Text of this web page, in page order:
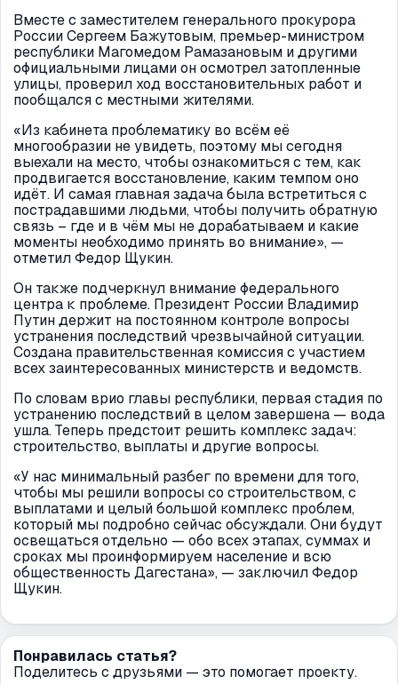
Вместе с заместителем генерального прокурора
России Сергеем Бажутовым, премьер-министром
республики Магомедом Рамазановым и другими
официальными лицами он осмотрел затопленные
улицы, проверил ход восстановительных работ и
пообщался с местными жителями.
«Из кабинета проблематику во всём её
многообразии не увидеть, поэтому мы сегодня
выехали на место, чтобы ознакомиться с тем, как
продвигается восстановление, каким темпом оно
идёт. И самая главная задача была встретиться с
пострадавшими людьми, чтобы получить обратную
связь – где и в чём мы не дорабатываем и какие
моменты необходимо принять во внимание», —
отметил Федор Щукин.
Он также подчеркнул внимание федерального
центра к проблеме. Президент России Владимир
Путин держит на постоянном контроле вопросы
устранения последствий чрезвычайной ситуации.
Создана правительственная комиссия с участием
всех заинтересованных министерств и ведомств.
По словам врио главы республики, первая стадия по
устранению последствий в целом завершена — вода
ушла. Теперь предстоит решить комплекс задач:
строительство, выплаты и другие вопросы.
«У нас минимальный разбег по времени для того,
чтобы мы решили вопросы со строительством, с
выплатами и целый большой комплекс проблем,
который мы подробно сейчас обсуждали. Они будут
освещаться отдельно — обо всех этапах, суммах и
сроках мы проинформируем население и всю
общественность Дагестана», — заключил Федор
Щукин.
Понравилась статья?
Поделитесь с друзьями — это помогает проекту.